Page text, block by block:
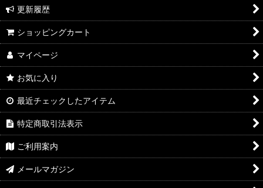
更新履歴
ショッピングカート
マイページ
お気に入り
最近チェックしたアイテム
特定商取引法表示
ご利用案内
メールマガジン